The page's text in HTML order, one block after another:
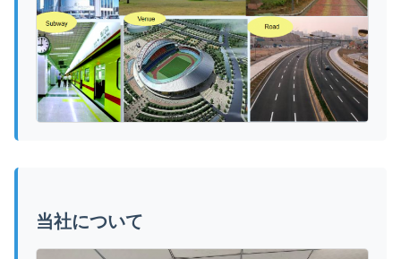
当社について